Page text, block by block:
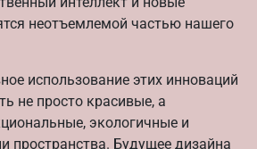
неотъемлемой частью нашего
использование этих инноваций
не просто красивые, а
экологичные и
пространства. Будущее дизайна